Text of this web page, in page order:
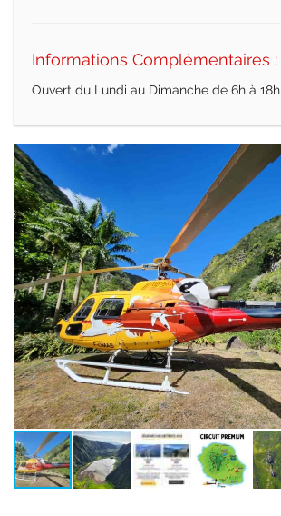
Informations Complémentaires :
Ouvert du Lundi au Dimanche de 6h à 18h